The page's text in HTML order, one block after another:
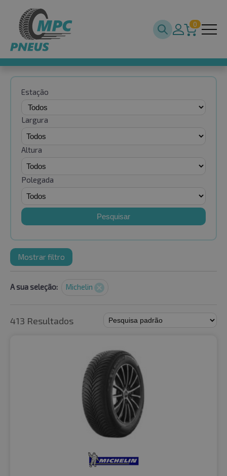
0
Estação
Largura
Altura
Polegada
Pesquisar
Mostrar filtro
A sua seleção: Michelin
413 Resultados